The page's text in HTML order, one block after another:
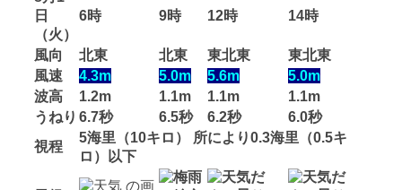
日
（火）
6時 9時 12時 14時
風向 北東 北東 東北東
東北東
風速
4.3m 5.0m 5.6m
5.0m
波高
1.2m 1.1m 1.1m
1.1m
うねり 6.7秒 6.5秒 6.2秒
6.0秒
視程
5海里（10キロ） 所により0.3海里（0.5キ
ロ）以下